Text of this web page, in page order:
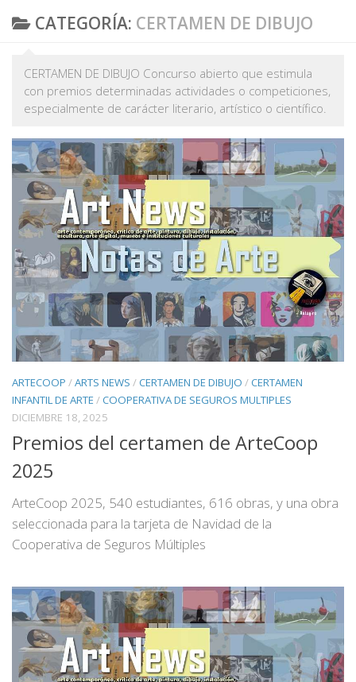
CATEGORÍA: CERTAMEN DE DIBUJO
CERTAMEN DE DIBUJO Concurso abierto que estimula
con premios determinadas actividades o competiciones,
especialmente de carácter literario, artístico o científico.
ARTECOOP /ARTS NEWS /CERTAMEN DE DIBUJO /CERTAMEN
INFANTIL DE ARTE /COOPERATIVA DE SEGUROS MULTIPLES
DICIEMBRE 18, 2025
Premios del certamen de ArteCoop
2025
ArteCoop 2025, 540 estudiantes, 616 obras, y una obra
seleccionada para la tarjeta de Navidad de la
Cooperativa de Seguros Múltiples